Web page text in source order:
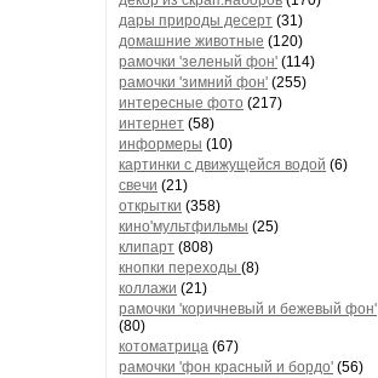
дары природы десерт (31)
домашние животные (120)
рамочки 'зеленый фон' (114)
рамочки 'зимний фон' (255)
интересные фото (217)
интернет (58)
информеры (10)
картинки с движущейся водой (6)
свечи (21)
открытки (358)
кино'мультфильмы (25)
клипарт (808)
кнопки переходы (8)
коллажи (21)
рамочки 'коричневый и бежевый фон'
(80)
котоматрица (67)
рамочки 'фон красный и бордо' (56)